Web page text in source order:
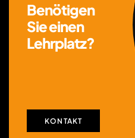
Benötigen
Sie einen
Lehrplatz?
KONTAKT